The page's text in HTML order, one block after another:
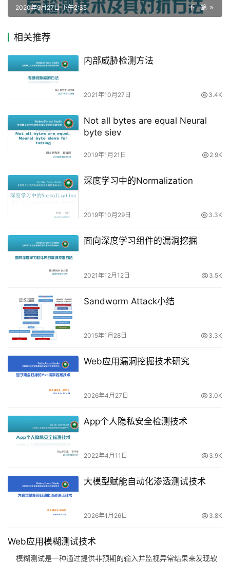
下一篇
2020年9月27日 下午2:35
相关推荐
内部威胁检测方法
2021年10月27日 3.4K
Not all bytes are equal Neural
byte siev
2019年1月21日 2.9K
深度学习中的Normalization
2019年10月29日 3.3K
面向深度学习组件的漏洞挖掘
2021年12月12日 3.5K
Sandworm Attack小结
2015年1月28日 3.3K
Web应用漏洞挖掘技术研究
2026年4月27日 3.0K
App个人隐私安全检测技术
2022年4月11日 3.9K
大模型赋能自动化渗透测试技术
2026年1月26日 3.8K
Web应用模糊测试技术
模糊测试是一种通过提供非预期的输入并监视异常结果来发现软